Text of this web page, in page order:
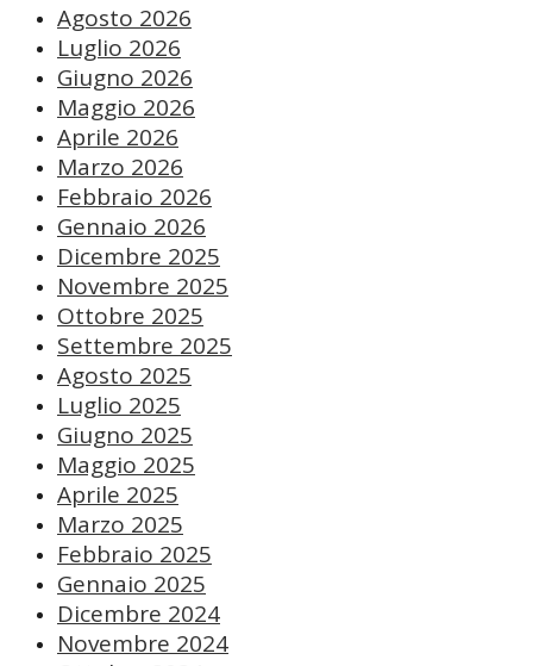
Agosto 2026
Luglio 2026
Giugno 2026
Maggio 2026
Aprile 2026
Marzo 2026
Febbraio 2026
Gennaio 2026
Dicembre 2025
Novembre 2025
Ottobre 2025
Settembre 2025
Agosto 2025
Luglio 2025
Giugno 2025
Maggio 2025
Aprile 2025
Marzo 2025
Febbraio 2025
Gennaio 2025
Dicembre 2024
Novembre 2024